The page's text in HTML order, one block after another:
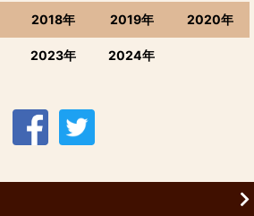
2018年 2019年 2020年
2023年 2024年